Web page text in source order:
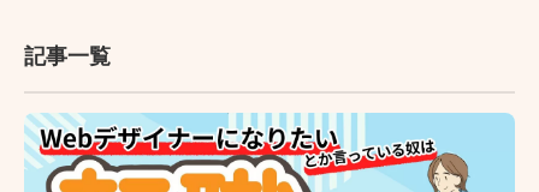
記事一覧